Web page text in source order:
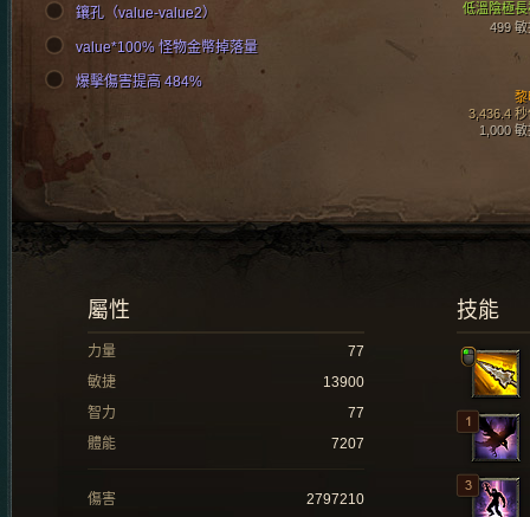
低溫陰極長
499 敏
黎
3,436.4 秒
1,000 敏
鑲孔（value-value2）
value*100% 怪物金幣掉落量
爆擊傷害提高 484%
技能
屬性
力量
77
敏捷
13900
智力
77
體能
7207
傷害
2797210